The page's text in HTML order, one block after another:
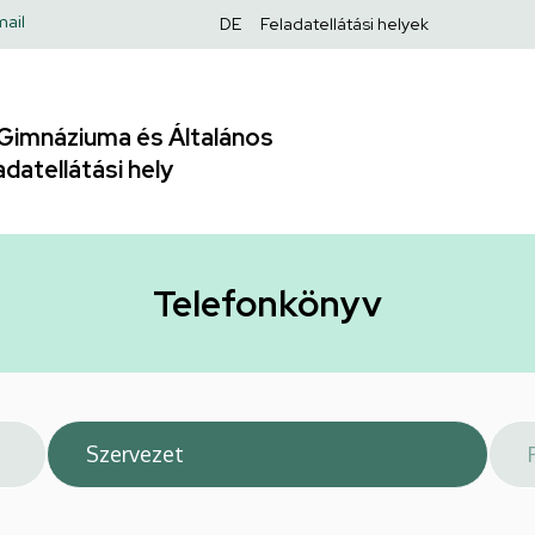
Felső
DE Feladatellátási helyek
és Általános
hely
Telefonkönyv